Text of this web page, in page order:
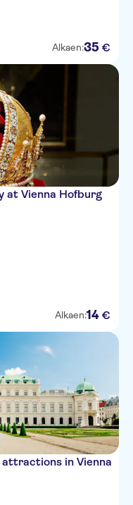
Alkaen:35 €
at Vienna Hofburg
Alkaen:14 €
attractions in Vienna